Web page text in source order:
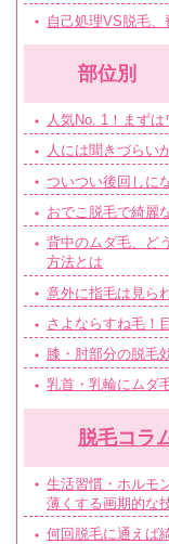
自己処理VS脱毛、
部位別
人気No. 1！まず
人には聞きづらい
ついつい後回しに
おでこ脱毛で綺麗
背中のムダ毛、ど
方法とは
意外に指毛は見ら
さよならすね毛！
膝・肘部分の脱毛
乳首・乳輪にムダ
脱毛コラ
生活習慣・ホルモ
薄くする画期的な
何回脱毛に通えば